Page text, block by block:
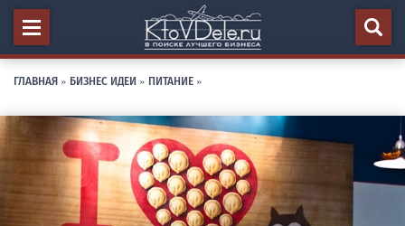
ГЛАВНАЯ » БИЗНЕС ИДЕИ » ПИТАНИЕ »